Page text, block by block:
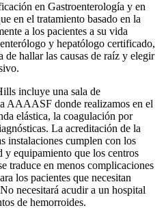
en Gastroenterología y en
en el tratamiento basado en la
a los pacientes a su vida
y hepatólogo certificado,
hallar las causas de raíz y elegir
incluye una sala de
AAAASF donde realizamos en el
elástica, la coagulación por
La acreditación de la
instalaciones cumplen con los
y equipamiento que los centros
traduce en menos complicaciones
los pacientes que necesitan
necesitará acudir a un hospital
de hemorroides.